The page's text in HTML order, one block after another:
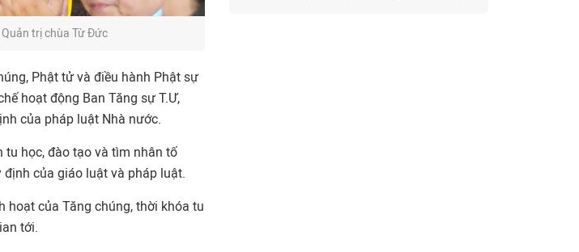
trị chùa Từ Đức
Phật tử và điều hành Phật sự
hoạt động Ban Tăng sự T.Ư,
của pháp luật Nhà nước.
tu học, đào tạo và tìm nhân tố
của giáo luật và pháp luật.
hoạt của Tăng chúng, thời khóa tu
tới.